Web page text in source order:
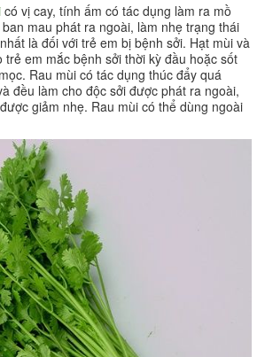
có vị cay, tính ấm có tác dụng làm ra mồ
mau phát ra ngoài, làm nhẹ trạng thái
là đối với trẻ em bị bệnh sởi. Hạt mùi và
trẻ em mắc bệnh sởi thời kỳ đầu hoặc sốt
Rau mùi có tác dụng thúc đẩy quá
đều làm cho độc sởi được phát ra ngoài,
giảm nhẹ. Rau mùi có thể dùng ngoài